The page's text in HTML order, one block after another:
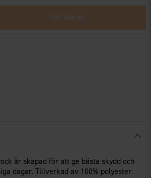
Välj storlek
är skapad för att ge bästa skydd och
dagar. Tillverkad av 100% polyester